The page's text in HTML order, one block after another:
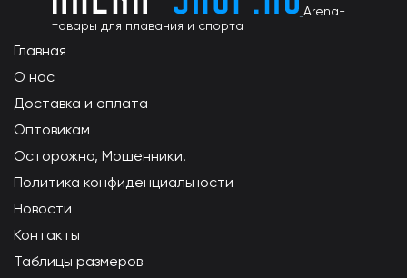
Arena-
товары для плавания и спорта
Главная
О нас
Доставка и оплата
Оптовикам
Осторожно, Мошенники!
Политика конфиденциальности
Новости
Контакты
Таблицы размеров